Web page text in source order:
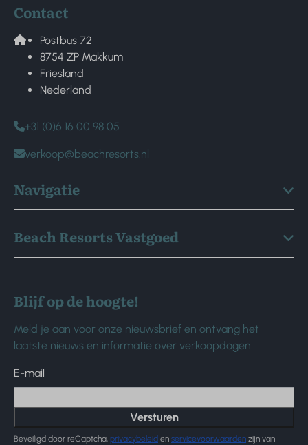
Contact
Postbus 72
8754 ZP Makkum
Friesland
Nederland
+31 (0)6 16 00 98 05
verkoop@beachresorts.nl
Navigatie
Beach Resorts Vastgoed
Blijf op de hoogte!
Meld je aan voor onze nieuwsbrief en ontvang het
laatste nieuws en informatie over verkoopdagen.
E-mail
Versturen
Beveiligd door reCaptcha, privacybeleid en servicevoorwaarden zijn van